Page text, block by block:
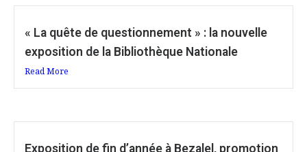
« La quête de questionnement » : la nouvelle
exposition de la Bibliothèque Nationale
Read More
Exposition de fin d’année à Bezalel, promotion